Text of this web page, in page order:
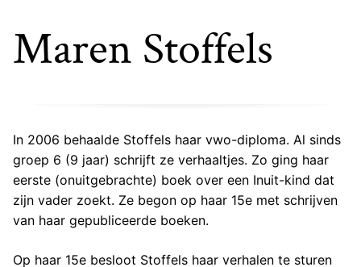
Maren Stoffels
In 2006 behaalde Stoffels haar vwo-diploma. Al sinds
groep 6 (9 jaar) schrijft ze verhaaltjes. Zo ging haar
eerste (onuitgebrachte) boek over een Inuit-kind dat
zijn vader zoekt. Ze begon op haar 15e met schrijven
van haar gepubliceerde boeken.
Op haar 15e besloot Stoffels haar verhalen te sturen